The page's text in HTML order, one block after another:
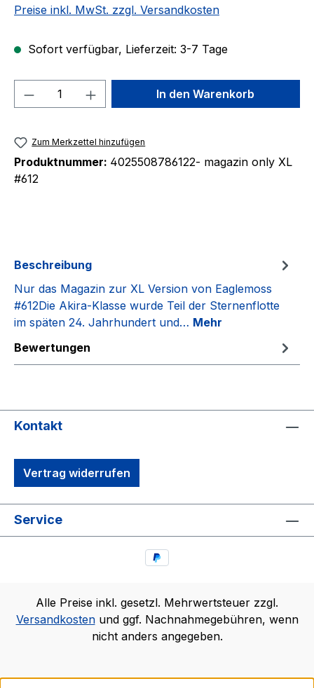
Preise inkl. MwSt. zzgl. Versandkosten
Sofort verfügbar, Lieferzeit: 3-7 Tage
Produkt Anzahl: Gib denIn den Warenkorb
Zum Merkzettel hinzufügen
Produktnummer: 4025508786122- magazin only XL
#612
Beschreibung
Nur das Magazin zur XL Version von Eaglemoss
#612Die Akira-Klasse wurde Teil der Sternenflotte
im späten 24. Jahrhundert und… Mehr
Bewertungen
Kontakt
Vertrag widerrufen
Service
Alle Preise inkl. gesetzl. Mehrwertsteuer zzgl.
Versandkostenund ggf. Nachnahmegebühren, wenn
nicht anders angegeben.